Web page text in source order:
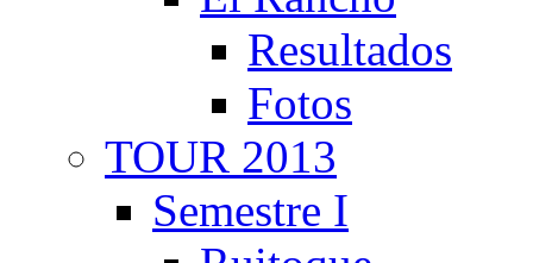
Resultados
Fotos
TOUR 2013
Semestre I